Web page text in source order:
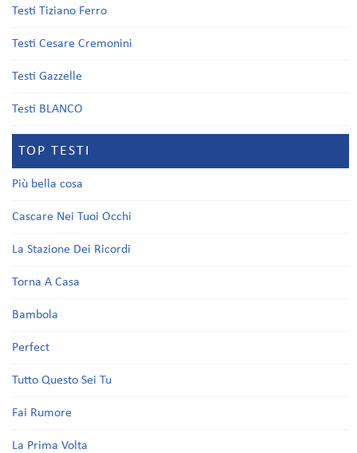
Testi Tiziano Ferro
Testi Cesare Cremonini
Testi Gazzelle
Testi BLANCO
TOP TESTI
Più bella cosa
Cascare Nei Tuoi Occhi
La Stazione Dei Ricordi
Torna A Casa
Bambola
Perfect
Tutto Questo Sei Tu
Fai Rumore
La Prima Volta